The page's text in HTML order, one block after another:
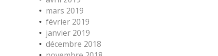
mars 2019
février 2019
janvier 2019
décembre 2018